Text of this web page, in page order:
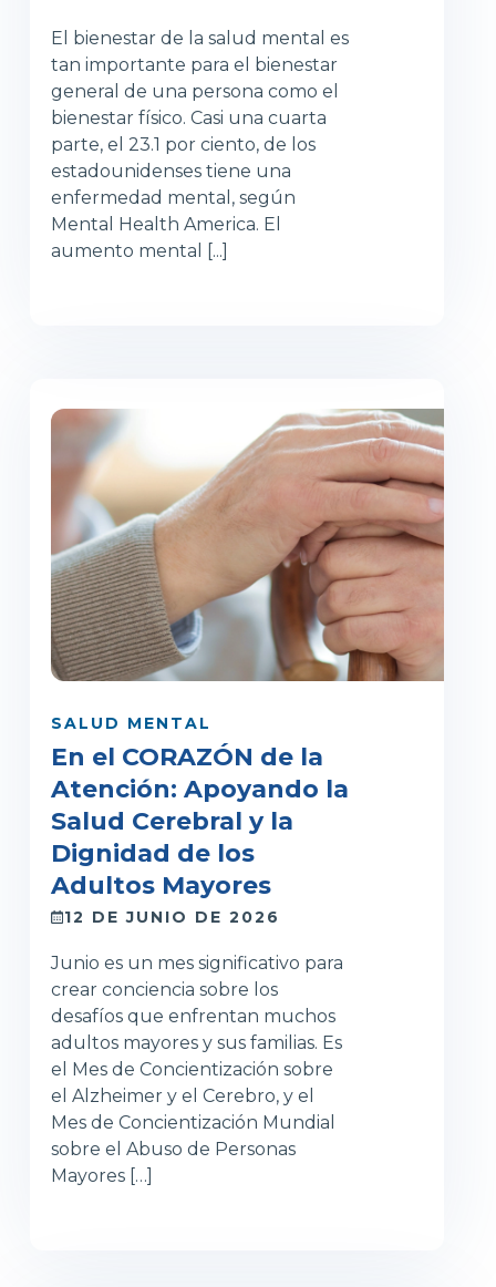
El bienestar de la salud mental es
tan importante para el bienestar
general de una persona como el
bienestar físico. Casi una cuarta
parte, el 23.1 por ciento, de los
estadounidenses tiene una
enfermedad mental, según
Mental Health America. El
aumento mental [...]
SALUD MENTAL
En el CORAZÓN de la
Atención: Apoyando la
Salud Cerebral y la
Dignidad de los
Adultos Mayores
12 DE JUNIO DE 2026
Junio es un mes significativo para
crear conciencia sobre los
desafíos que enfrentan muchos
adultos mayores y sus familias. Es
el Mes de Concientización sobre
el Alzheimer y el Cerebro, y el
Mes de Concientización Mundial
sobre el Abuso de Personas
Mayores […]